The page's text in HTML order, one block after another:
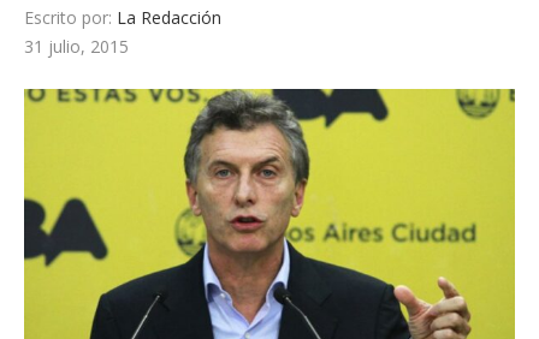
Escrito por: La Redacción
31 julio, 2015